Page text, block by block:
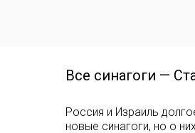
Все синагоги —
Россия и Израиль
новые синагоги, но о